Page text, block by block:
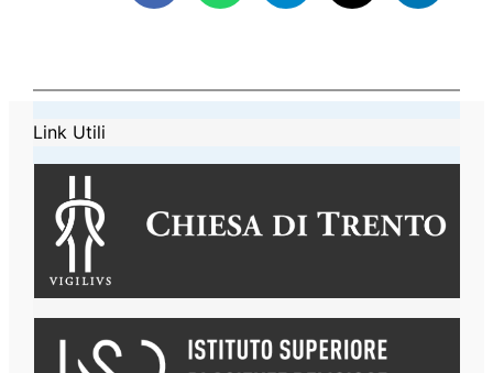
Link Utili